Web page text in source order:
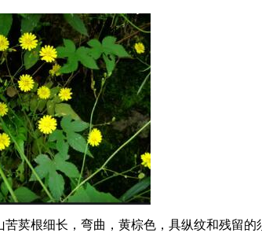
苦荬根细长，弯曲，黄棕色，具纵纹和残留